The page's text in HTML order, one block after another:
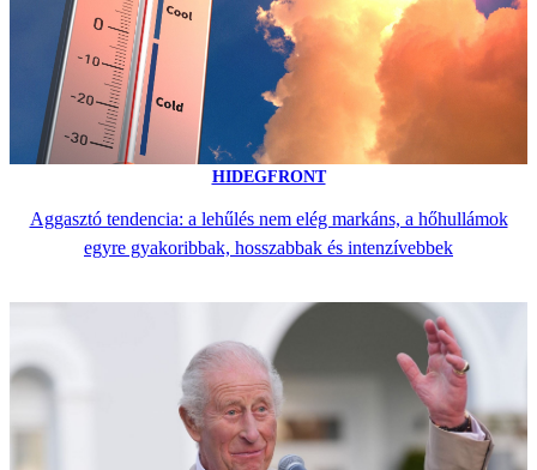
HIDEGFRONT
Aggasztó tendencia: a lehűlés nem elég markáns, a hőhullámok
egyre gyakoribbak, hosszabbak és intenzívebbek